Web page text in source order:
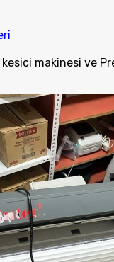
makinesi ve